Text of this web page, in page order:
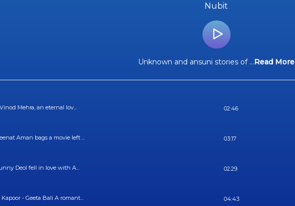
Nubit
Unknown and ansuni stories of ...Read More
Mehra, an eternal lov... 02:46
Aman bags a movie left ... 03:17
Deol fell in love with A... 02:29
- Geeta Bali A romant... 04:43